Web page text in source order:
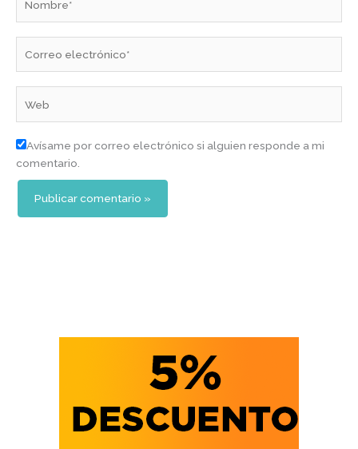
electrónico*
Avísame por correo electrónico si alguien responde a mi
comentario.